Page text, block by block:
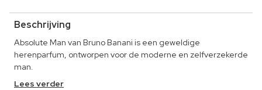
Beschrijving
Absolute Man van Bruno Banani is een geweldige
herenparfum, ontworpen voor de moderne en zelfverzekerde
man.
Lees verder